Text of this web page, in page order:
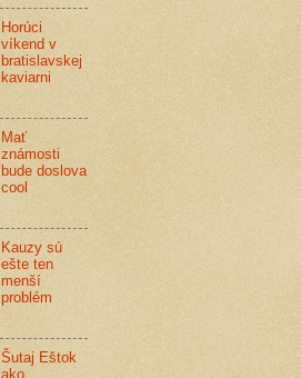
Horúci
víkend v
bratislavskej
kaviarni
Mať
známosti
bude doslova
cool
Kauzy sú
ešte ten
menší
problém
Šutaj Eštok
ako